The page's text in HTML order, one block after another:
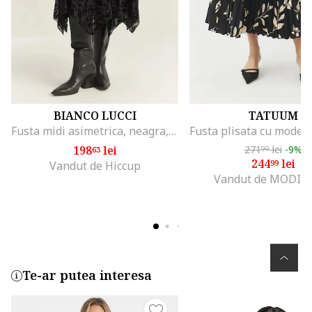
BIANCO LUCCI
Fusta midi asimetrica, neagra, Negru
19863lei
Vandut de Hiccup
TATUUM
27199lei -9%
24499lei
Vandut de
Te-ar putea interesa